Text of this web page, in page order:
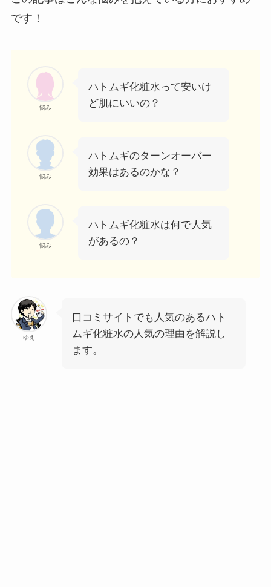
です！
悩み
ハトムギ化粧水って安いけ
ど肌にいいの？
悩み
ハトムギのターンオーバー
効果はあるのかな？
悩み
ハトムギ化粧水は何で人気
があるの？
ゆえ
口コミサイトでも人気のあるハト
ムギ化粧水の人気の理由を解説し
ます。